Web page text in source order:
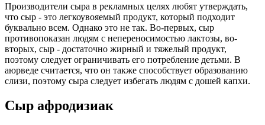
Производители сыра в рекламных целях любят утверждать,
что сыр - это легкоувояемый продукт, который подходит
буквально всем. Однако это не так. Во-первых, сыр
противопоказан людям с непереносимостью лактозы, во-
вторых, сыр - достаточно жирный и тяжелый продукт,
поэтому следует ограничивать его потребление детьми. В
аюрведе считается, что он также способствует образованию
слизи, поэтому сыра следует избегать людям с дошей капхи.
Сыр афродизиак